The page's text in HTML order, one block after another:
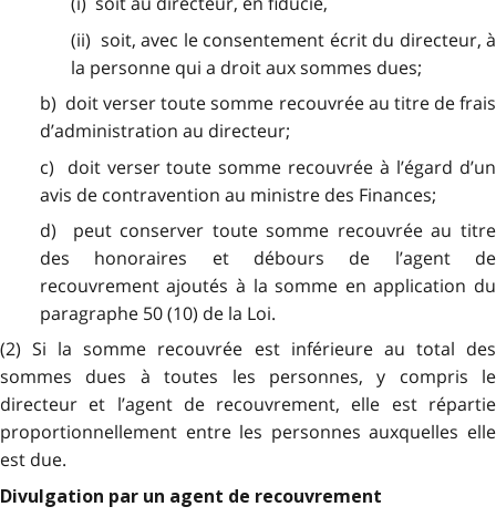
(ii) soit, avec le consentement écrit du directeur, à
la personne qui a droit aux sommes dues;
b) doit verser toute somme recouvrée au titre de frais
d’administration au directeur;
c) doit verser toute somme recouvrée à l’égard d’un
avis de contravention au ministre des Finances;
d) peut conserver toute somme recouvrée au titre
des honoraires et débours de l’agent de
recouvrement ajoutés à la somme en application du
paragraphe 50 (10) de la Loi.
(2) Si la somme recouvrée est inférieure au total des
sommes dues à toutes les personnes, y compris le
directeur et l’agent de recouvrement, elle est répartie
proportionnellement entre les personnes auxquelles elle
est due.
Divulgation par un agent de recouvrement